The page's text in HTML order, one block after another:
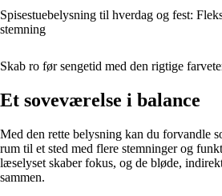
Spisestuebelysning til hverdag og fest:
stemning
Skab ro før sengetid med den rigtige
Et soveværelse i balance
Med den rette belysning kan du forvandle
rum til et sted med flere stemninger og
læselyset skaber fokus, og de bløde,
sammen.